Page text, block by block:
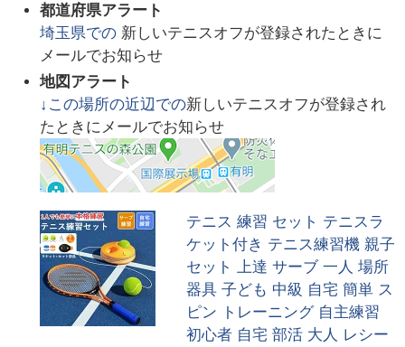
都道府県アラート
埼玉県での 新しいテニスオフが登録されたときに
メールでお知らせ
地図アラート
↓この場所の近辺での新しいテニスオフが登録され
たときにメールでお知らせ
テニス 練習 セット テニスラ
ケット付き テニス練習機 親子
セット 上達 サーブ 一人 場所
器具 子ども 中級 自宅 簡単 ス
ピン トレーニング 自主練習
初心者 自宅 部活 大人 レシー